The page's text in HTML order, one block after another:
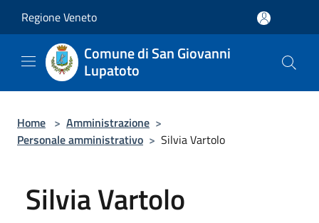
Regione Veneto
Comune di San Giovanni
Lupatoto
Home > Amministrazione >
Personale amministrativo > Silvia Vartolo
Silvia Vartolo